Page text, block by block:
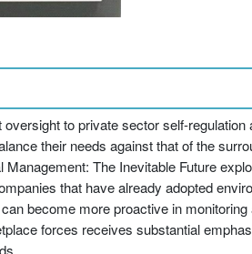
to private sector self-
their needs against that of the
Management: The Inevitable Future
that have already adopted
become more proactive in
forces receives substantial